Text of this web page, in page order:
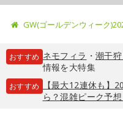
GW(ゴールデンウィーク
おすすめ ネモフィラ ・ 潮干狩
情報を大特集
おすすめ
【最大12連休も】
ら？混雑ピーク予